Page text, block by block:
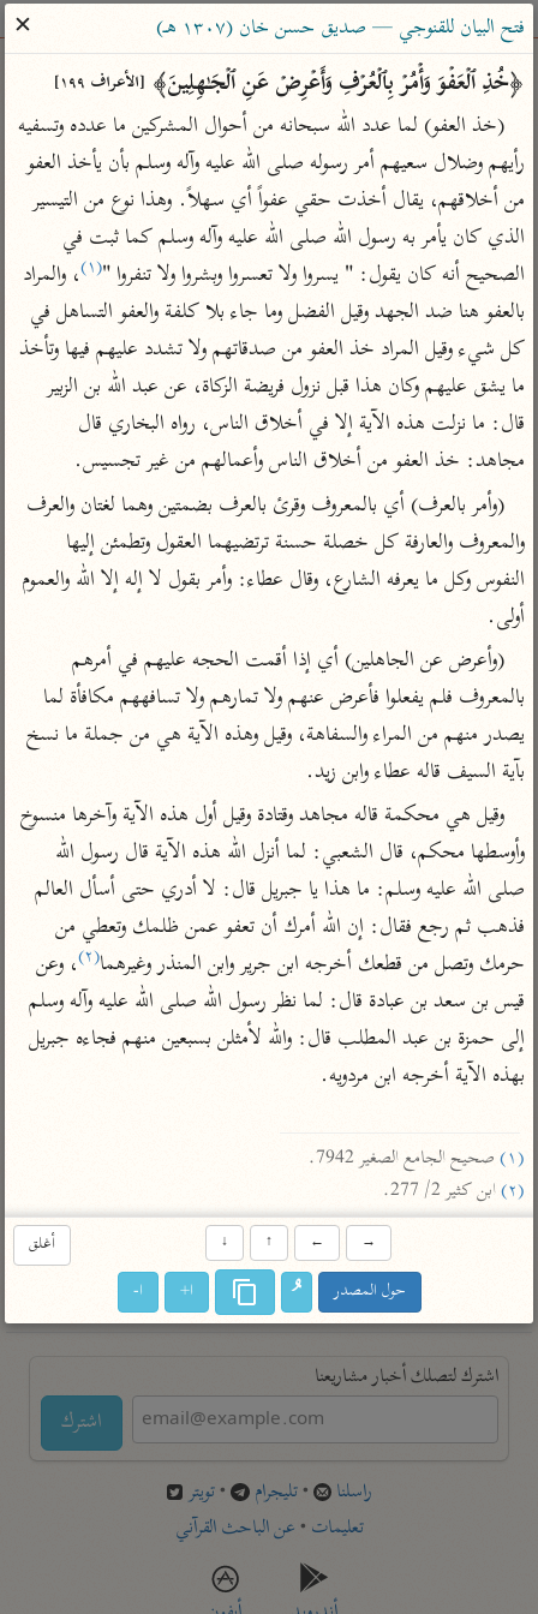
ساهم معنا في نشر القرآن والعلم الشرعي
الباحث القرآني
بحث تفسير علوم مصاحف معاجم
Type 2 or more characters for results.
Type 1 or more
characters for results.
أمّهات
تفسير الطبري
تفسير ابن كثير
تفسير القرطبي
تفسير البغوي
جمع الأقوال
تفسير ابن الجوزي
تفسير الماوردي
منتقاة
تفسير ابن القيم
تفسير ابن تيمية
عامّة
تفسير السمعاني
تفسير مكّي
محاسن التأويل
للقاسمي
تفسير الثعالبي
تفسير الثعلبي
عامّة
فتح البيان للقنوجي
فتح القدير للشوكاني
تفسير ابن جزي
موسوعات
تفسير الآلوسي
تفسير الرازي
أخرى
أضواء البيان
نظم الدرر للبقاعي
لغة وبلاغة
التحرير والتنوير
المحرر الوجيز لابن
عطية
البحر المحيط لأبي
حيان
البسيط للواحدي
تفسير أبي السعود
معاصرة
الميسر
المختصر في
التفسير
تفسير السعدي
أيسر التفاسير
القرآن – تدبر وعمل
تفسير ابن عثيمين
مركَّزة العبارة
تفسير الجلالين
جامع البيان للإيجي
تفسير النسفي
الوجيز للواحدي
تفسير ابن أبي زمنين
آثار
موسوعة التفسير
المأثور
تفسير قتادة
اشترك لتصلك أخبار مشاريعنا
اشترك
راسلنا •تليجرام •تويتر
تعليمات •عن الباحث القرآني
فتح البيان للقنوجي — صديق حسن خان (١٣٠٧ هـ)
✕
﴿خُذِ ٱلۡعَفۡوَ وَأۡمُرۡ بِٱلۡعُرۡفِ وَأَعۡرِضۡ عَنِ ٱلۡجَـٰهِلِینَ﴾ [الأعراف ١٩٩]
رأيهم وضلال سعيهم أمر رسوله صلى الله عليه وآله وسلم بأن يأخذ العفو
من أخلاقهم، يقال أخذت حقي عفواً أي سهلاً. وهذا نوع من التيسير
الصحيح أنه كان يقول: " يسروا ولا تعسروا وبشروا ولا تنفروا "(١)
ما يشق عليهم وكان هذا قبل نزول فريضة الزكاة، عن عبد الله بن الزبير
مجاهد: خذ العفو من أخلاق الناس وأعمالهم من غير تجسيس.
أولى.
بآية السيف قاله عطاء وابن زيد.
حرمك وتصل من قطعك أخرجه ابن جرير وابن المنذر وغيرهما(٢)
بهذه الآية أخرجه ابن مردويه.
(١)
صحيح الجامع الصغير 7942.
(٢)
ابن كثير 2/ 277.
أغلق →
←
↑
↓
حول المصدر ا+ ا-